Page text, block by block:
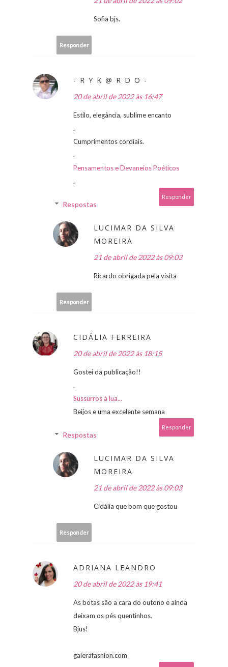
Sofia bjs.
Responder
- R Y K @ R D O -
20 de abril de 2022 às 16:47
Estilo, elegância, sublime encanto
.
Cumprimentos cordiais.
.
Pensamentos e Devaneios Poéticos
.
Responder
Respostas
LUCIMAR DA SILVA
MOREIRA
21 de abril de 2022 às 09:03
Ricardo obrigada pela visita
Responder
CIDÁLIA FERREIRA
20 de abril de 2022 às 18:15
Gostei da publicação!!
.
Sussurros à lua...
Beijos e uma excelente semana
Responder
Respostas
LUCIMAR DA SILVA
MOREIRA
21 de abril de 2022 às 09:03
Cidália que bom que gostou
Responder
ADRIANA LEANDRO
20 de abril de 2022 às 19:41
As botas são a cara do outono e ainda
deixam os pés quentinhos.
Bjus!
galerafashion.com